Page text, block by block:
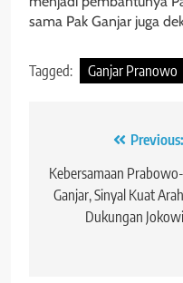
sama Pak Ganjar juga
Tagged: Ganjar Pranowo
Navigasi
pos
Previous:
Kebersamaan Prabowo-
Ganjar, Sinyal Kuat Arah
Dukungan Jokowi